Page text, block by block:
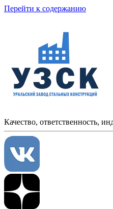
Перейти к содержанию
Качество, ответственность,